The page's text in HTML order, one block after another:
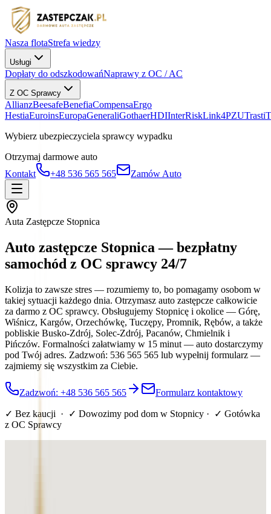
Nasza flotaStrefa wiedzy
Usługi
Dopłaty do odszkodowańNaprawy z OC / AC
Z OC Sprawcy
AllianzBeesafeBenefiaCompensaErgo
HestiaEuroinsEuropaGeneraliGothaerHDIInterRiskLink4PZUTrasti
Wybierz ubezpieczyciela sprawcy wypadku
Otrzymaj darmowe auto
Kontakt
+48 536 565 565 Zamów Auto
Auta Zastępcze Stopnica
Auto zastępcze Stopnica — bezpłatny
samochód z OC sprawcy 24/7
Kolizja to zawsze stres — rozumiemy to, bo pomagamy osobom w
takiej sytuacji każdego dnia. Otrzymasz auto zastępcze całkowicie
za darmo z OC sprawcy. Obsługujemy Stopnicę i okolice — Górę,
Wiśnicz, Kargów, Orzechówkę, Tuczępy, Promnik, Rębów, a także
pobliskie Busko-Zdrój, Solec-Zdrój, Pacanów, Chmielnik i
Pińczów. Formalności załatwiamy w 15 minut — auto dostarczymy
pod Twój adres. Zadzwoń: 536 565 565 lub wypełnij formularz —
zajmiemy się wszystkim za Ciebie.
Zadzwoń: +48 536 565 565 Formularz kontaktowy
✓ Bez kaucji · ✓ Dowozimy pod dom w Stopnicy · ✓ Gotówka
z OC Sprawcy